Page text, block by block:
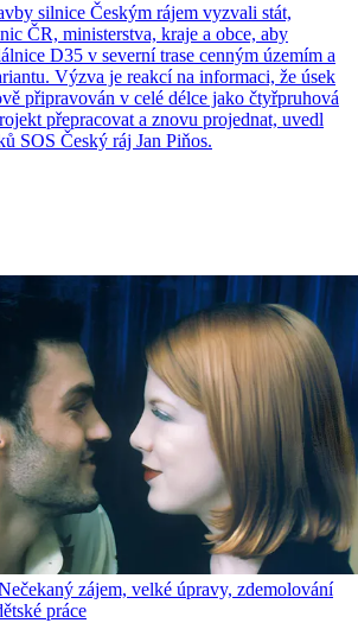
silnice Českým rájem vyzvali stát,
ČR, ministerstva, kraje a obce, aby
D35 v severní trase cenným územím a
Výzva je reakcí na informaci, že úsek
připravován v celé délce jako čtyřpruhová
přepracovat a znovu projednat, uvedl
SOS Český ráj Jan Piňos.
zájem, velké úpravy, zdemolování
práce